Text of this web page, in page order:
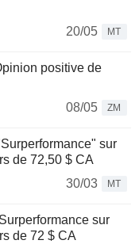
20/05
MT
positive de
08/05
ZM
sur
de 72,50 $ CA
30/03
MT
sur
de 72 $ CA